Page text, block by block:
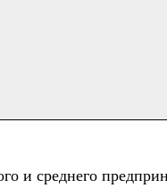
и среднего